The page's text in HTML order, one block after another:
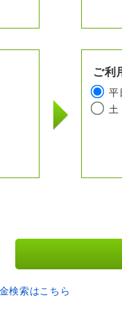
ご利
平
土
検索はこちら